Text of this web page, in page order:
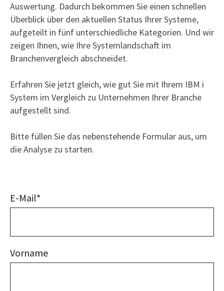
Auswertung. Dadurch bekommen Sie einen schnellen
Überblick über den aktuellen Status Ihrer Systeme,
aufgeteilt in fünf unterschiedliche Kategorien. Und wir
zeigen Ihnen, wie Ihre Systemlandschaft im
Branchenvergleich abschneidet.
Erfahren Sie jetzt gleich, wie gut Sie mit Ihrem IBM i
System im Vergleich zu Unternehmen Ihrer Branche
aufgestellt sind.
Bitte füllen Sie das nebenstehende Formular aus, um
die Analyse zu starten.
E-Mail*
Vorname